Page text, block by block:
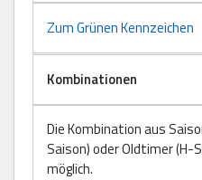
Zum Grünen Kennzeichen
Kombinationen
Die Kombination aus
Saison) oder Oldtimer (H-
möglich.